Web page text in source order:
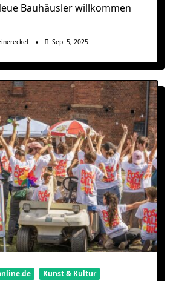
Bauhäusler willkommen
Sep. 5, 2025
Kunst & Kultur